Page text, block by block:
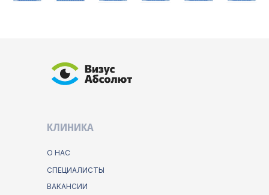
КЛИНИКА
О НАС
СПЕЦИАЛИСТЫ
ВАКАНСИИ